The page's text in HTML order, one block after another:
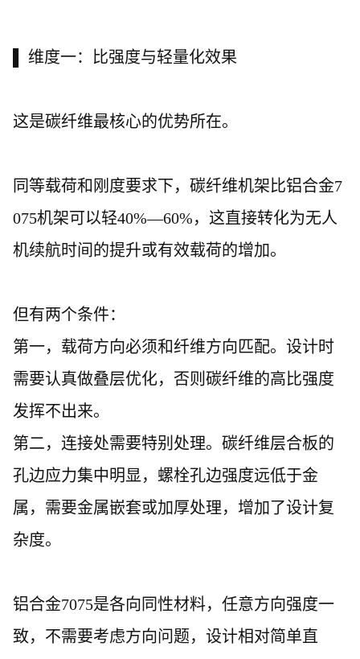
▌ 维度一：比强度与轻量化效果
这是碳纤维最核心的优势所在。
同等载荷和刚度要求下，碳纤维机架比铝合金7
075机架可以轻40%—60%，这直接转化为无人
机续航时间的提升或有效载荷的增加。
但有两个条件：
第一，载荷方向必须和纤维方向匹配。设计时
需要认真做叠层优化，否则碳纤维的高比强度
发挥不出来。
第二，连接处需要特别处理。碳纤维层合板的
孔边应力集中明显，螺栓孔边强度远低于金
属，需要金属嵌套或加厚处理，增加了设计复
杂度。
铝合金7075是各向同性材料，任意方向强度一
致，不需要考虑方向问题，设计相对简单直